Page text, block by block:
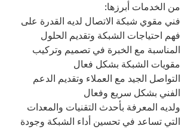
من الخدمات أبرزها:
فني مقوي شبكة الاتصال لديه القدرة على
فهم احتياجات الشبكة وتقديم الحلول
المناسبة مع الخبرة في تصميم وتركيب
مقويات الشبكة بشكل فعال
التواصل الجيد مع العملاء وتقديم الدعم
الفني بشكل سريع وفعال
ولديه المعرفة بأحدث التقنيات والمعدات
التي تساعد في تحسين أداء الشبكة وجودة